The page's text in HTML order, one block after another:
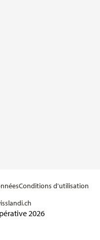
2026
Conditions d'utilisation
landi.ch